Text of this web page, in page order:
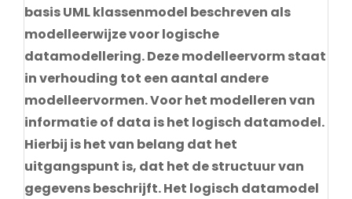
basis UML klassenmodel beschreven als
modelleerwijze voor logische
datamodellering. Deze modelleervorm staat
in verhouding tot een aantal andere
modelleervormen. Voor het modelleren van
informatie of data is het logisch datamodel.
Hierbij is het van belang dat het
uitgangspunt is, dat het de structuur van
gegevens beschrijft. Het logisch datamodel